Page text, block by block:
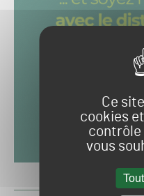
Ce
cookies
contrôle
vous